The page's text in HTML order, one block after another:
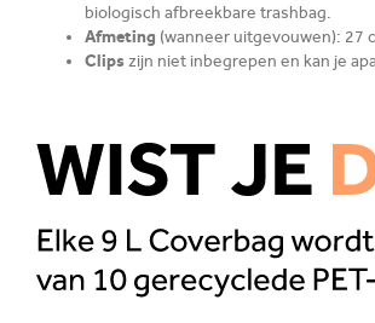
biologisch afbreekbare trashbag.
Afmeting (wanneer uitgevouwen): 27
Clipszijn niet inbegrepen en kan je